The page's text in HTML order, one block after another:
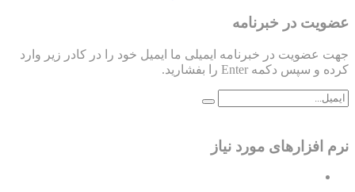
عضویت در خبرنامه
جهت عضویت در خبرنامه ایمیلی ما ایمیل خود را در کادر زیر وارد
کرده و سپس دکمه Enter را بفشارید.
نرم افزارهای مورد نیاز